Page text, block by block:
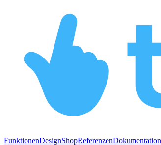
FunktionenDesignShopReferenzenDokumentation